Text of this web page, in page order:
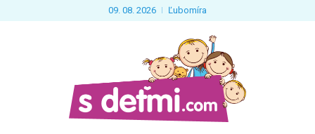
09. 08. 2026 Ľubomíra